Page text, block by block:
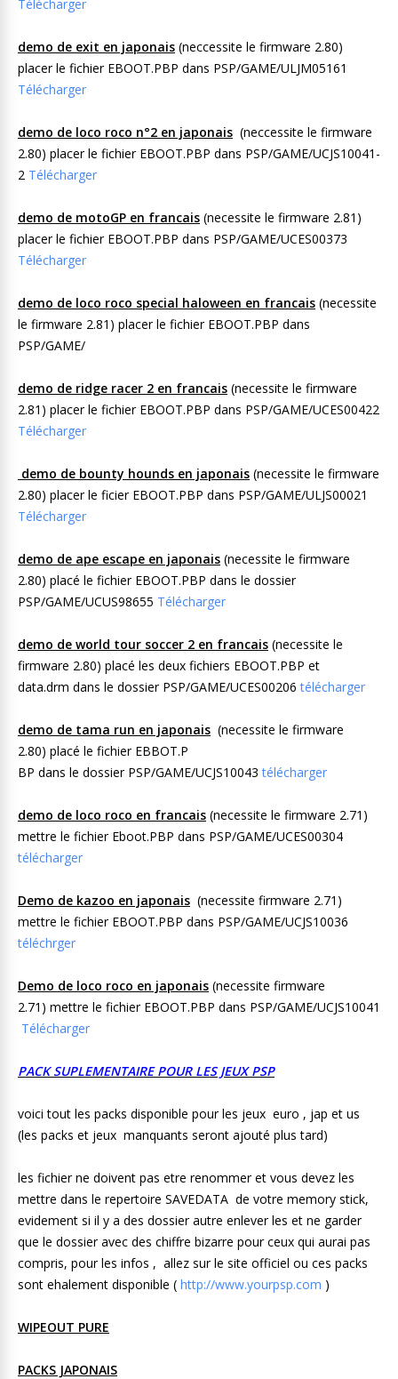
Télécharger
demo de exit en japonais (neccessite le firmware 2.80)
placer le fichier EBOOT.PBP dans PSP/GAME/ULJM05161
Télécharger
demo de loco roco n°2 en japonais (neccessite le firmware
2.80) placer le fichier EBOOT.PBP dans PSP/GAME/UCJS10041-
2 Télécharger
demo de motoGP en francais (necessite le firmware 2.81)
placer le fichier EBOOT.PBP dans PSP/GAME/UCES00373
Télécharger
demo de loco roco special haloween en francais (necessite
le firmware 2.81) placer le fichier EBOOT.PBP dans
PSP/GAME/
demo de ridge racer 2 en francais (necessite le firmware
2.81) placer le fichier EBOOT.PBP dans PSP/GAME/UCES00422
Télécharger
demo de bounty hounds en japonais (necessite le firmware
2.80) placer le ficier EBOOT.PBP dans PSP/GAME/ULJS00021
Télécharger
demo de ape escape en japonais (necessite le firmware
2.80) placé le fichier EBOOT.PBP dans le dossier
PSP/GAME/UCUS98655 Télécharger
demo de world tour soccer 2 en francais (necessite le
firmware 2.80) placé les deux fichiers EBOOT.PBP et
data.drm dans le dossier PSP/GAME/UCES00206télécharger
demo de tama run en japonais (necessite le firmware
2.80) placé le fichier EBBOT.P
BP dans le dossier PSP/GAME/UCJS10043télécharger
demo de loco roco en francais (necessite le firmware 2.71)
mettre le fichier Eboot.PBP dans PSP/GAME/UCES00304
télécharger
Demo de kazoo en japonais (necessite firmware 2.71)
mettre le fichier EBOOT.PBP dans PSP/GAME/UCJS10036
téléchrger
Demo de loco roco en japonais (necessite firmware
2.71) mettre le fichier EBOOT.PBP dans PSP/GAME/UCJS10041
Télécharger
PACK SUPLEMENTAIRE POUR LES JEUX PSP
voici tout les packs disponible pour les jeux euro , jap et us
(les packs et jeux manquants seront ajouté plus tard)
les fichier ne doivent pas etre renommer et vous devez les
mettre dans le repertoire SAVEDATA de votre memory stick,
evidement si il y a des dossier autre enlever les et ne garder
que le dossier avec des chiffre bizarre pour ceux qui aurai pas
compris, pour les infos , allez sur le site officiel ou ces packs
sont ehalement disponible ( http://www.yourpsp.com )
WIPEOUT PURE
PACKS JAPONAIS